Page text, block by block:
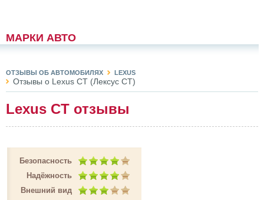
МАРКИ АВТО
ОТЗЫВЫ ОБ АВТОМОБИЛЯХ LEXUS
Отзывы о Lexus CT (Лексус СТ)
Lexus CT отзывы
Безопасность
Надёжность
Внешний вид